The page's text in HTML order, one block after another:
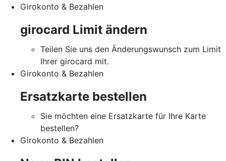
Girokonto & Bezahlen
girocard Limit ändern
Teilen Sie uns den Änderungswunsch zum Limit
Ihrer girocard mit.
Girokonto & Bezahlen
Ersatzkarte bestellen
Sie möchten eine Ersatzkarte für Ihre Karte
bestellen?
Girokonto & Bezahlen